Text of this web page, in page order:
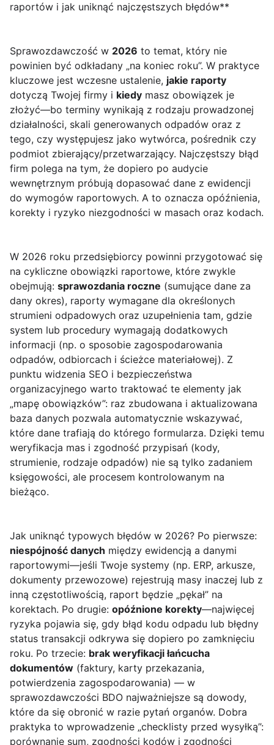
raportów i jak uniknąć najczęstszych błędów**
Sprawozdawczość w 2026 to temat, który nie
powinien być odkładany „na koniec roku”. W praktyce
kluczowe jest wczesne ustalenie, jakie raporty
dotyczą Twojej firmy i kiedy masz obowiązek je
złożyć—bo terminy wynikają z rodzaju prowadzonej
działalności, skali generowanych odpadów oraz z
tego, czy występujesz jako wytwórca, pośrednik czy
podmiot zbierający/przetwarzający. Najczęstszy błąd
firm polega na tym, że dopiero po audycie
wewnętrznym próbują dopasować dane z ewidencji
do wymogów raportowych. A to oznacza opóźnienia,
korekty i ryzyko niezgodności w masach oraz kodach.
W 2026 roku przedsiębiorcy powinni przygotować się
na cykliczne obowiązki raportowe, które zwykle
obejmują: sprawozdania roczne (sumujące dane za
dany okres), raporty wymagane dla określonych
strumieni odpadowych oraz uzupełnienia tam, gdzie
system lub procedury wymagają dodatkowych
informacji (np. o sposobie zagospodarowania
odpadów, odbiorcach i ścieżce materiałowej). Z
punktu widzenia SEO i bezpieczeństwa
organizacyjnego warto traktować te elementy jak
„mapę obowiązków”: raz zbudowana i aktualizowana
baza danych pozwala automatycznie wskazywać,
które dane trafiają do którego formularza. Dzięki temu
weryfikacja mas i zgodność przypisań (kody,
strumienie, rodzaje odpadów) nie są tylko zadaniem
księgowości, ale procesem kontrolowanym na
bieżąco.
Jak uniknąć typowych błędów w 2026? Po pierwsze:
niespójność danych między ewidencją a danymi
raportowymi—jeśli Twoje systemy (np. ERP, arkusze,
dokumenty przewozowe) rejestrują masy inaczej lub z
inną częstotliwością, raport będzie „pękał” na
korektach. Po drugie: opóźnione korekty—najwięcej
ryzyka pojawia się, gdy błąd kodu odpadu lub błędny
status transakcji odkrywa się dopiero po zamknięciu
roku. Po trzecie: brak weryfikacji łańcucha
dokumentów (faktury, karty przekazania,
potwierdzenia zagospodarowania) — w
sprawozdawczości BDO najważniejsze są dowody,
które da się obronić w razie pytań organów. Dobra
praktyka to wprowadzenie „checklisty przed wysyłką”:
porównanie sum, zgodności kodów i zgodności